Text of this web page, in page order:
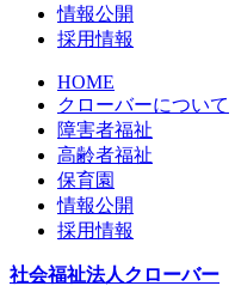
情報公開
採用情報
HOME
クローバーについて
障害者福祉
高齢者福祉
保育園
情報公開
採用情報
社会福祉法人クローバー